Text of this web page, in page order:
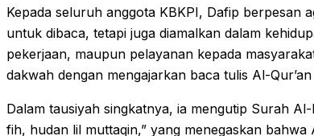
Kepada seluruh anggota KBKPI, Dafip berpesan
untuk dibaca, tetapi juga diamalkan dalam
pekerjaan, maupun pelayanan kepada
dakwah dengan mengajarkan baca tulis Al-
Dalam tausiyah singkatnya, ia mengutip Surah
fih, hudan lil muttaqin,” yang menegaskan